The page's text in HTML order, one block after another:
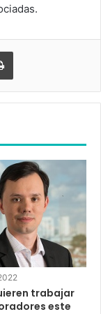
trabajar
este